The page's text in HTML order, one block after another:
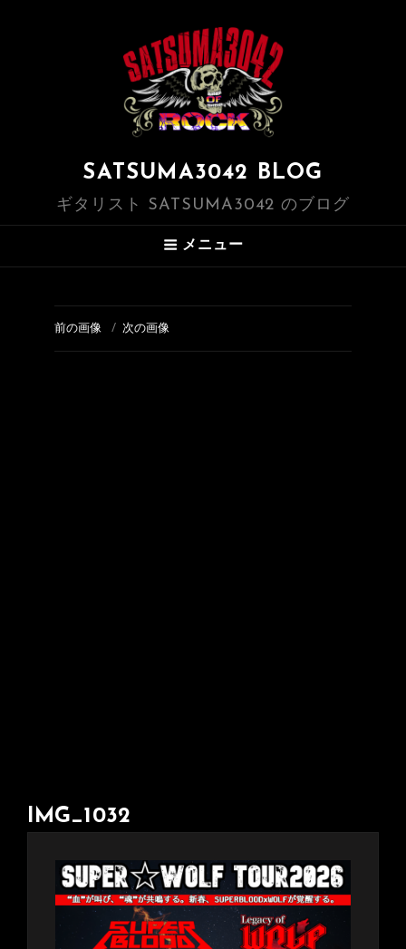
SATSUMA3042 BLOG
ギタリスト SATSUMA3042 のブログ
メニュー
前の画像 次の画像
IMG_1032